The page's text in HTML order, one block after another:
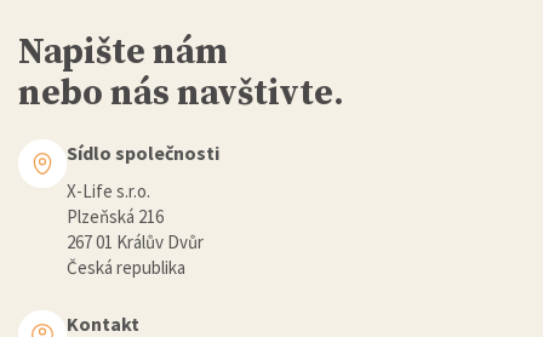
Napište nám
nebo nás navštivte.
Sídlo společnosti
X-Life s.r.o.
Plzeňská 216
267 01 Králův Dvůr
Česká republika
Kontakt